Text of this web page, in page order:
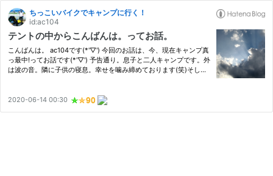
ちっこいバイクでキャンプに行く！
id:ac104
テントの中からこんばんは。ってお話。
こんばんは。 ac104です(*'▽') 今回のお話は、今、現在キャンプ真
っ最中!ってお話です(*'▽') 予告通り。息子と二人キャンプです。外
は波の音。隣に子供の寝息。幸せを噛み締めております(笑)そし
温…
2020-06-14 00:30